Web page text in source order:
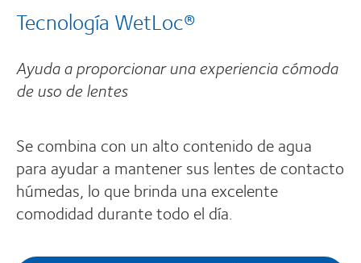
Tecnología WetLoc®
Ayuda a proporcionar una experiencia cómoda
de uso de lentes
Se combina con un alto contenido de agua
para ayudar a mantener sus lentes de contacto
húmedas, lo que brinda una excelente
comodidad durante todo el día.